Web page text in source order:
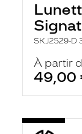
SKJ2529-D
À partir
49,00